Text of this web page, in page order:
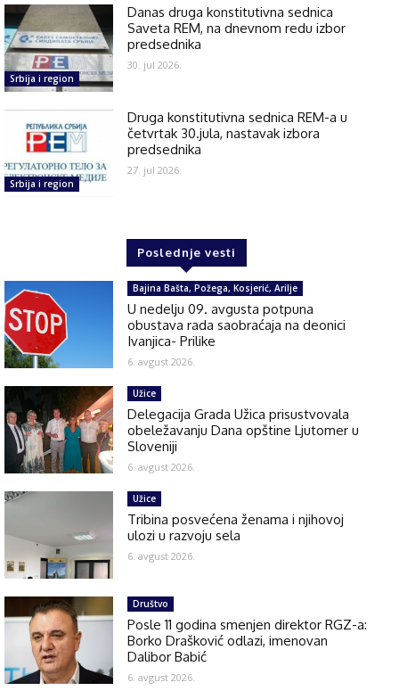
Srbija i region
Danas druga konstitutivna sednica
Saveta REM, na dnevnom redu izbor
predsednika
30. jul 2026.
Srbija i region
Druga konstitutivna sednica REM-a u
četvrtak 30.jula, nastavak izbora
predsednika
27. jul 2026.
Poslednje vesti
Bajina Bašta, Požega, Kosjerić, Arilje
U nedelju 09. avgusta potpuna
obustava rada saobraćaja na deonici
Ivanjica- Prilike
6. avgust 2026.
Užice
Delegacija Grada Užica prisustvovala
obeležavanju Dana opštine Ljutomer u
Sloveniji
6. avgust 2026.
Užice
Tribina posvećena ženama i njihovoj
ulozi u razvoju sela
6. avgust 2026.
Društvo
Posle 11 godina smenjen direktor RGZ-a:
Borko Drašković odlazi, imenovan
Dalibor Babić
6. avgust 2026.